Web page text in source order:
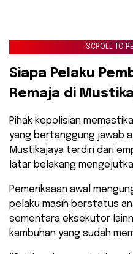
SCROLL TO
​Siapa Pelaku
Remaja di
​Pihak kepolisian
yang bertanggung jawab
Mustikajaya terdiri dari
latar belakang
Pemeriksaan awal
pelaku masih berstatus
sementara eksekutor
kambuhan yang sudah